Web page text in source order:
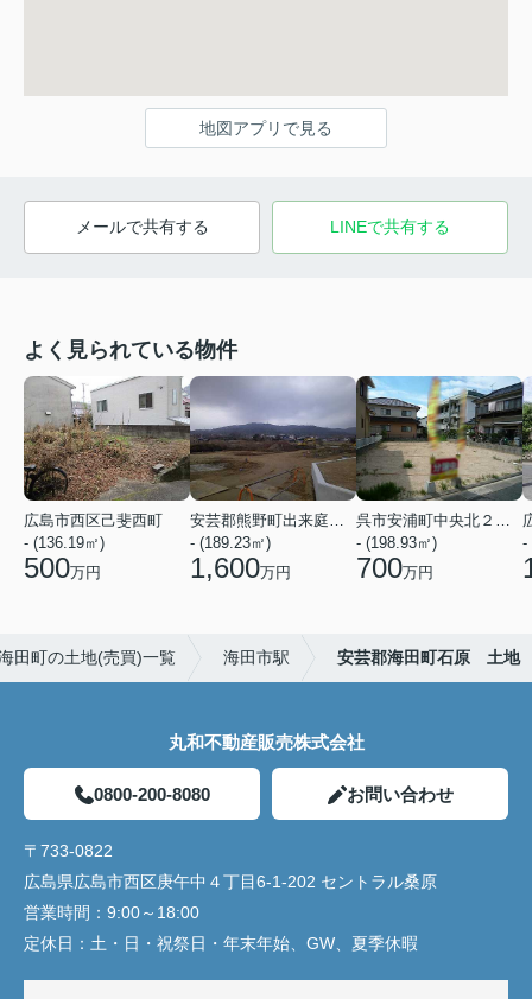
地図アプリで見る
メールで共有する LINEで共有する
よく見られている物件
広島市西区己斐西町
- (136.19㎡)
500万円
安芸郡熊野町出来庭５丁目
- (189.23㎡)
1,600万円
呉市安浦町中央北２丁目
- (198.93㎡)
700万円
-
田町の土地(売買)一覧 海田市駅 安芸郡海田町石原 土地
丸和不動産販売株式会社
0800-200-8080 お問い合わせ
〒733-0822
広島県広島市西区庚午中４丁目6-1-202 セントラル桑原
営業時間： 9:00～18:00
定休日： 土・日・祝祭日・年末年始、GW、夏季休暇